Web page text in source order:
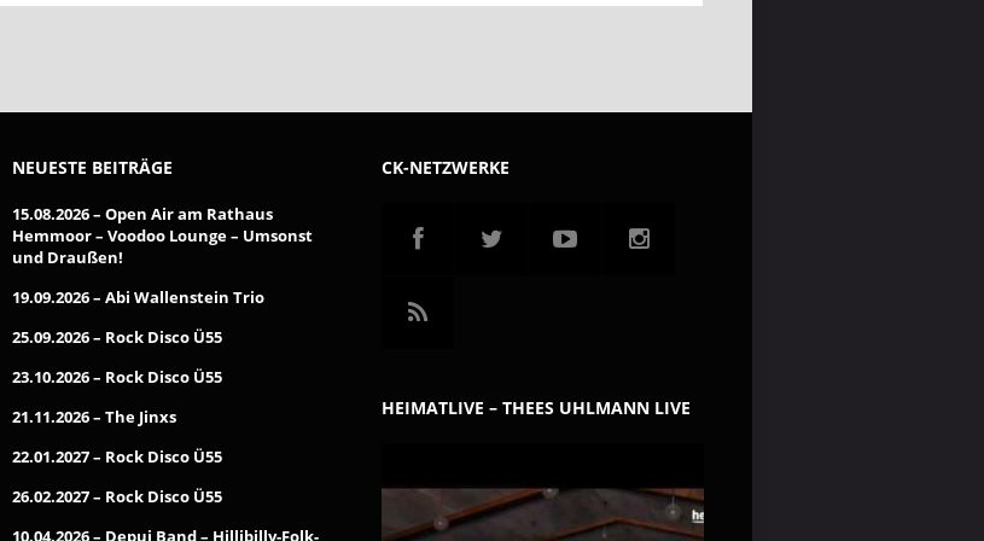
NEUESTE BEITRÄGE
15.08.2026 – Open Air am Rathaus
Hemmoor – Voodoo Lounge – Umsonst
und Draußen!
19.09.2026 – Abi Wallenstein Trio
25.09.2026 – Rock Disco Ü55
23.10.2026 – Rock Disco Ü55
21.11.2026 – The Jinxs
22.01.2027 – Rock Disco Ü55
26.02.2027 – Rock Disco Ü55
10.04.2026 – Depui Band – Hillibilly-Folk-
CK-NETZWERKE
HEIMATLIVE – THEES UHLMANN LIVE